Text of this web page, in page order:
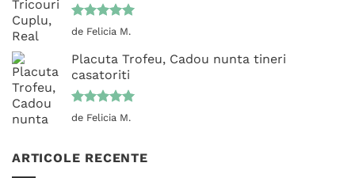
Evaluat la
de Felicia M.
Placuta Trofeu, Cadou nunta tineri
casatoriti
Evaluat la
de Felicia M.
ARTICOLE RECENTE